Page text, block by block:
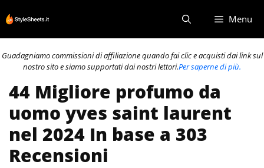
al
contenuto
Menu
Guadagniamo commissioni di affiliazione quando fai clic e acquisti dai link sul
nostro sito e siamo supportati dai nostri lettori.Per saperne di più.
44 Migliore profumo da
uomo yves saint laurent
nel 2024 In base a 303
Recensioni